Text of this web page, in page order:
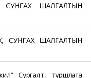
СУНГАХ ШАЛГАЛТЫН
СУНГАХ ШАЛГАЛТЫН
Сургалт, туршлага